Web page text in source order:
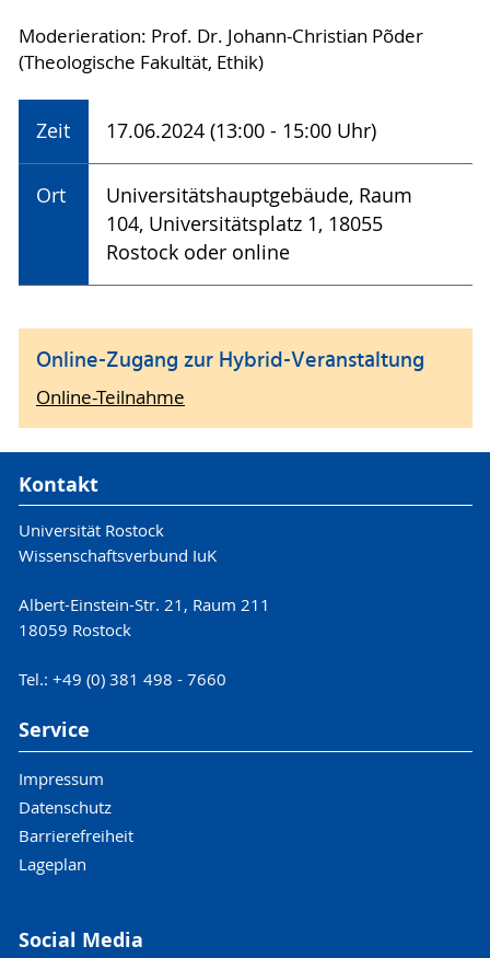
Moderieration: Prof. Dr. Johann-Christian Põder
(Theologische Fakultät, Ethik)
Zeit 17.06.2024 (13:00 - 15:00 Uhr)
Ort
Universitätshauptgebäude, Raum
104, Universitätsplatz 1, 18055
Rostock oder online
Online-Zugang zur Hybrid-Veranstaltung
Online-Teilnahme
Kontakt
Universität Rostock
Wissenschaftsverbund IuK
Albert-Einstein-Str. 21, Raum 211
18059 Rostock
Tel.: +49 (0) 381 498 - 7660
Service
Impressum
Datenschutz
Barrierefreiheit
Lageplan
Social Media